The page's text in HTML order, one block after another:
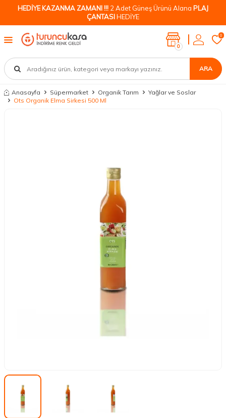
HEDİYE KAZANMA ZAMANI !!! 2 Adet Güneş Ürünü Alana PLAJ
ÇANTASIHEDİYE
ARA
0
0
Anasayfa Süpermarket Organik Tarım
Yağlar ve Soslar
Ots Organik Elma Sirkesi 500 Ml